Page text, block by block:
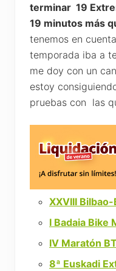
terminar 19
19 minutos más
tenemos en
temporada iba a
me doy con un
estoy
pruebas con las
XXVIII
I Badaia Bike
IV Maratón
8ª Euskadi